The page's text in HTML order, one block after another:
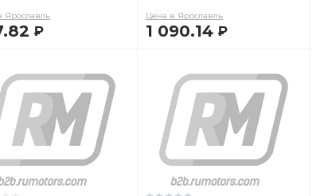
Ярославль
Р
Цена в Ярославль
1 090.14 Р